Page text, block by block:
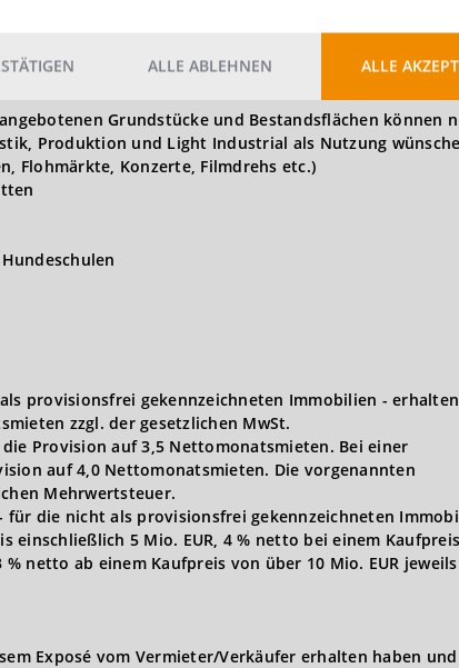
Grundstücke und Bestandsflächen können
Produktion und Light Industrial als Nutzung
Flohmärkte, Konzerte, Filmdrehs etc.)
provisionsfrei gekennzeichneten Immobilien -
zzgl. der gesetzlichen MwSt.
Provision auf 3,5 Nettomonatsmieten. Bei einer
auf 4,0 Nettomonatsmieten. Die vorgenannten
Mehrwertsteuer.
für die nicht als provisionsfrei gekennzeichneten
5 Mio. EUR, 4 % netto bei einem
netto ab einem Kaufpreis von über 10 Mio. EUR
Exposé vom Vermieter/Verkäufer erhalten haben
ALLE ABLEHNEN ALLE